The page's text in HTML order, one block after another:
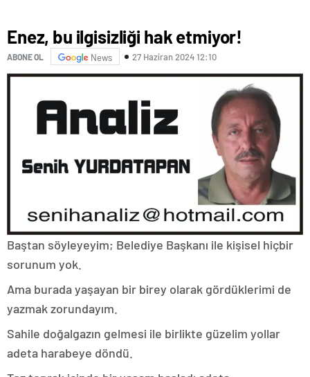
Enez, bu ilgisizliği hak etmiyor!
ABONE OL News 27 Haziran 2024 12:10
Baştan söyleyeyim; Belediye Başkanı ile kişisel hiçbir
sorunum yok.
Ama burada yaşayan bir birey olarak gördüklerimi de
yazmak zorundayım.
Sahile doğalgazın gelmesi ile birlikte güzelim yollar
adeta harabeye döndü.